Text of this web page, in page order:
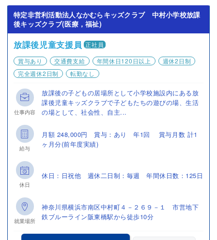
特定非営利活動法人なかむらキッズクラブ 中村小学校放課
後キッズクラブ(医療，福祉)
放課後児童支援員 正社員
賞与あり
交通費支給 年間休日120日以上
週休2日制
完全週休2日制
転勤なし
仕事内容
放課後の子どもの居場所として小学校施設内にある放
課後児童キッズクラブで子どもたちの遊びの場、生活
の場として、社会性、自主...
給与
月額 248,000円 賞与：あり 年1回 賞与月数 計1
ヶ月分(前年度実績)
休日
休日：日祝他 週休二日制：毎週 年間休日数：125日
就業場所
神奈川県横浜市南区中村町４－２６９－１ 市営地下
鉄ブルーライン阪東橋駅から徒歩10分